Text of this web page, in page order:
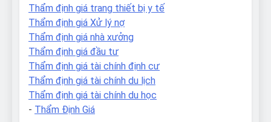
Thẩm định giá trang thiết bị y tế
Thẩm định giá Xử lý nợ
Thẩm định giá nhà xưởng
Thẩm định giá đầu tư
Thẩm định giá tài chính định cư
Thẩm định giá tài chính du lịch
Thẩm định giá tài chính du học
- Thẩm Định Giá